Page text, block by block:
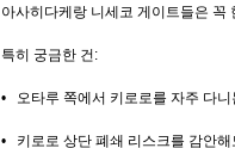
아사히다케랑 니세코 게이트들은 꼭
특히 궁금한 건:
• 오타루 쪽에서 키로로를 자주 다
• 키로로 상단 폐쇄 리스크를 감안